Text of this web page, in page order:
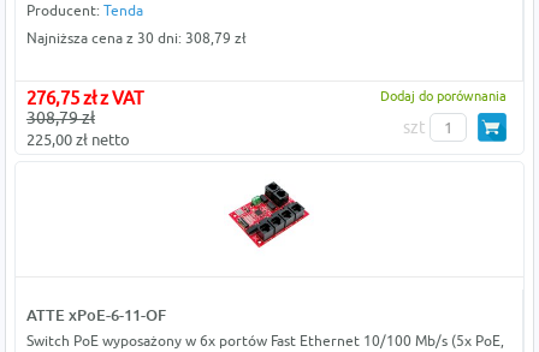
Producent: Tenda
Najniższa cena z 30 dni: 308,79 zł
276,75 zł z VAT
308,79 zł
225,00 zł netto
Dodaj do porównania
szt
ATTE xPoE-6-11-OF
Switch PoE wyposażony w 6x portów Fast Ethernet 10/100 Mb/s (5x PoE,